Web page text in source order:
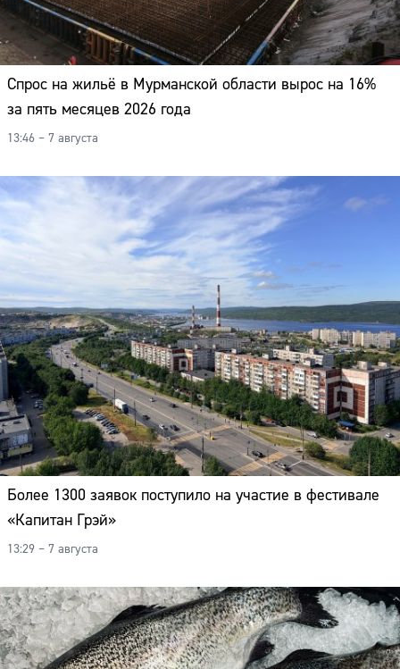
Спрос на жильё в Мурманской области вырос на 16%
за пять месяцев 2026 года
13:46 – 7 августа
Более 1300 заявок поступило на участие в фестивале
«Капитан Грэй»
13:29 – 7 августа